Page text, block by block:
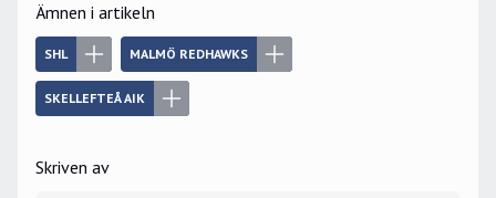
Ämnen i artikeln
SHL MALMÖ REDHAWKS
SKELLEFTEÅ AIK
Skriven av